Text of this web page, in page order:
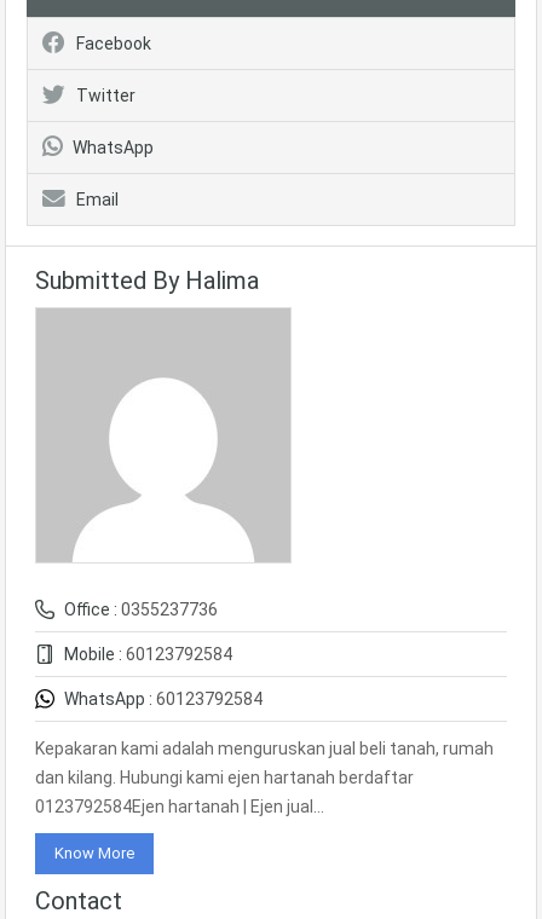
Facebook
Twitter
WhatsApp
Email
Submitted By Halima
Office : 0355237736
Mobile : 60123792584
WhatsApp : 60123792584
Kepakaran kami adalah menguruskan jual beli tanah, rumah
dan kilang. Hubungi kami ejen hartanah berdaftar
0123792584Ejen hartanah | Ejen jual…
Know More
Contact